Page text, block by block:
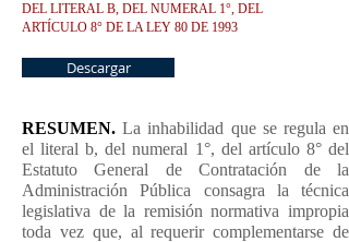
DEL LITERAL B, DEL NUMERAL 1°, DEL
ARTÍCULO 8° DE LA LEY 80 DE 1993
Descargar
RESUMEN.La inhabilidad que se regula en
el literal b, del numeral 1°, del artículo 8° del
Estatuto General de Contratación de la
Administración Pública consagra la técnica
legislativa de la remisión normativa impropia
toda vez que, al requerir complementarse de